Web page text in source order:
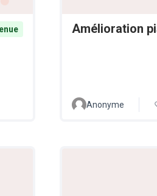
Amélioration
Anonyme